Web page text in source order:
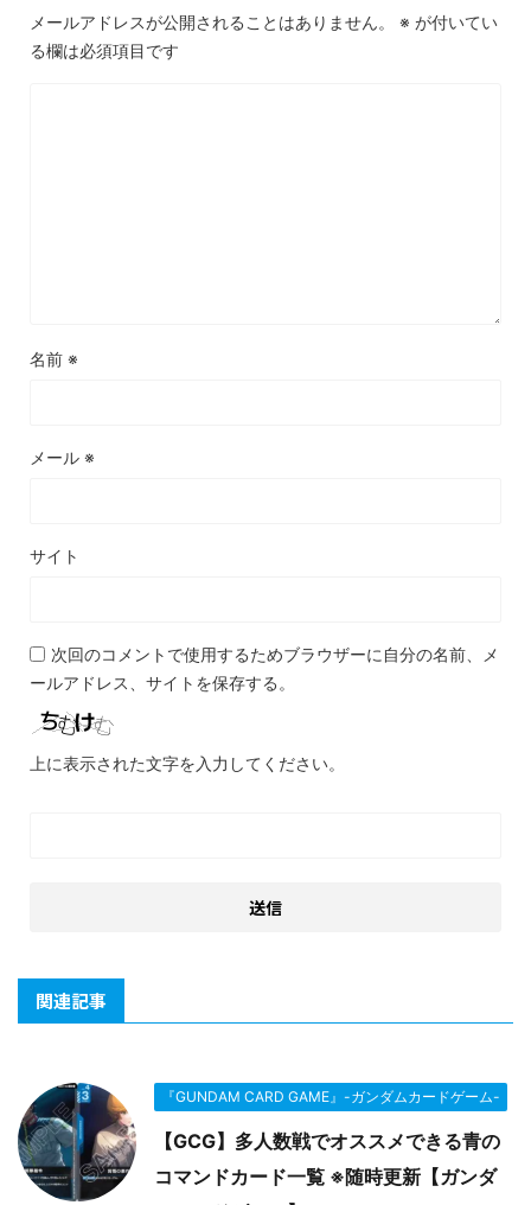
メールアドレスが公開されることはありません。 ※ が付いてい
る欄は必須項目です
名前 ※
メール ※
サイト
次回のコメントで使用するためブラウザーに自分の名前、メ
ールアドレス、サイトを保存する。
上に表示された文字を入力してください。
関連記事
『GUNDAM CARD GAME』-ガンダムカードゲーム-
【GCG】多人数戦でオススメできる青の
コマンドカード一覧 ※随時更新【ガンダ